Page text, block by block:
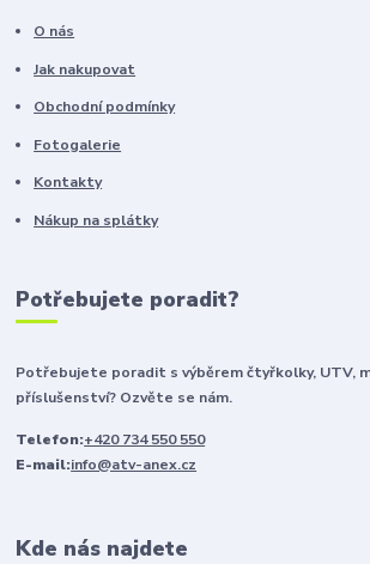
O nás
Jak nakupovat
Obchodní podmínky
Fotogalerie
Kontakty
Nákup na splátky
Potřebujete poradit?
Potřebujete poradit s výběrem čtyřkolky, UTV,
příslušenství? Ozvěte se nám.
Telefon:+420 734 550 550
E-mail:info@atv-anex.cz
Kde nás najdete